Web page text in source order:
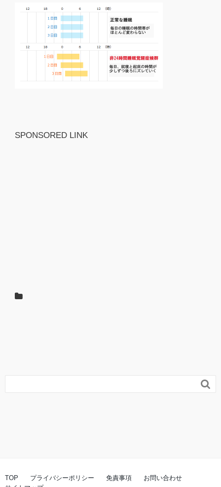
SPONSORED LINK

TOP プライバシーポリシー 免責事項
お問い合わせ